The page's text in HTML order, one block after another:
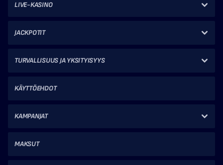
LIVE-KASINO
JACKPOTIT
TURVALLISUUS JA YKSITYISYYS
KÄYTTÖEHDOT
KAMPANJAT
MAKSUT